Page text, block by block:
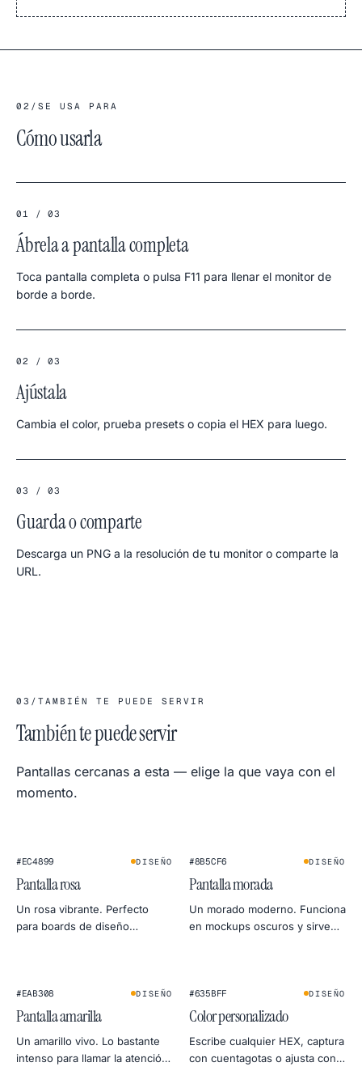
02 / SE USA PARA
Cómo usarla
01 / 03
Ábrela a pantalla completa
Toca pantalla completa o pulsa F11 para llenar el monitor de
borde a borde.
02 / 03
Ajústala
Cambia el color, prueba presets o copia el HEX para luego.
03 / 03
Guarda o comparte
Descarga un PNG a la resolución de tu monitor o comparte la
URL.
03 / TAMBIÉN TE PUEDE SERVIR
También te puede servir
Pantallas cercanas a esta — elige la que vaya con el
momento.
#EC4899 DISEÑO
Pantalla rosa
Un rosa vibrante. Perfecto
para boards de diseño
#8B5CF6 DISEÑO
Pantalla morada
Un morado moderno. Funciona
en mockups oscuros y sirve
#EAB308 DISEÑO
Pantalla amarilla
Un amarillo vivo. Lo bastante
intenso para llamar la atención
★
#635BFF DISEÑO
Color personalizado
Escribe cualquier HEX, captura
con cuentagotas o ajusta con